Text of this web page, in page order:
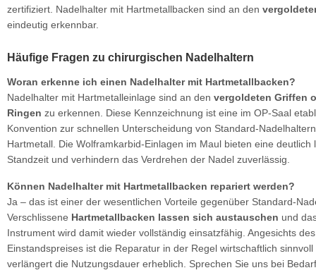
zertifiziert. Nadelhalter mit Hartmetallbacken sind an den
eindeutig erkennbar.
Häufige Fragen zu chirurgischen Nadelhaltern
Woran erkenne ich einen Nadelhalter mit Hartmetallbacken?
Nadelhalter mit Hartmetalleinlage sind an den vergoldeten Griffen
Ringen zu erkennen. Diese Kennzeichnung ist eine im OP-Saal
Konvention zur schnellen Unterscheidung von Standard-
Hartmetall. Die Wolframkarbid-Einlagen im Maul bieten eine deutlich
Standzeit und verhindern das Verdrehen der Nadel zuverlässig.
Können Nadelhalter mit Hartmetallbacken repariert werden?
Ja – das ist einer der wesentlichen Vorteile gegenüber Standard-
Verschlissene Hartmetallbacken lassen sich austauschen und
Instrument wird damit wieder vollständig einsatzfähig. Angesichts
Einstandspreises ist die Reparatur in der Regel wirtschaftlich sinnvoll
verlängert die Nutzungsdauer erheblich. Sprechen Sie uns bei